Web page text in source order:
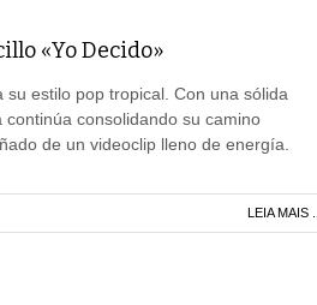
«Yo Decido»
estilo pop tropical. Con una sólida
consolidando su camino
de un videoclip lleno de energía.
LEIA MAIS ...